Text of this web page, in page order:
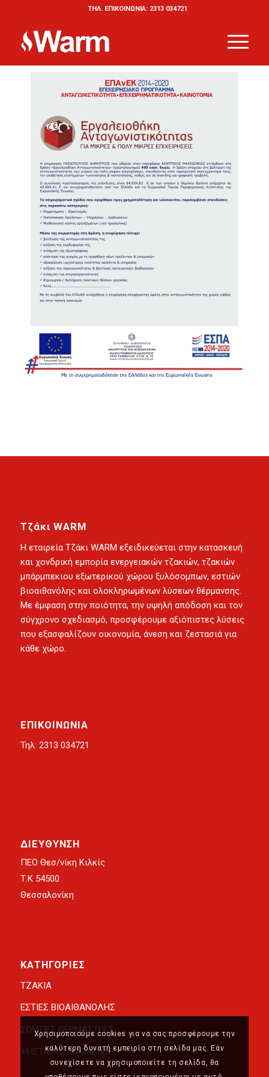
ΤΗΛ. ΕΠΙΚΟΙΝΩΝΙΑ: 2313 034721
Τζάκι WARM
Η εταιρεία Τζάκι WARM εξειδικεύεται στην κατασκευή
και χονδρική εμπορία ενεργειακών τζακιών, τζακιών
μπάρμπεκιου εξωτερικού χώρου ξυλόσομπων, εστιών
βιοαιθανόληςκαι ολοκληρωμένων λύσεων θέρμανσης.
Με έμφαση στην ποιότητα, την υψηλή απόδοση και τον
σύγχρονο σχεδιασμό, προσφέρουμε αξιόπιστες λύσεις
που εξασφαλίζουν οικονομία, άνεση και ζεστασιά για
κάθε χώρο.
ΕΠΙΚΟΙΝΩΝΙΑ
Τηλ: 2313 034721
ΔΙΕΥΘΥΝΣΗ
ΠΕΟ Θεσ/νίκη Κιλκίς
Τ.Κ 54500
Θεσσαλονίκη
ΚΑΤΗΓΟΡΙΕΣ
ΤΖΑΚΙΑ
ΕΣΤΙΕΣ ΒΙΟΑΙΘΑΝΟΛΗΣ
ΣΟΜΠΕΣ ΘΕΡΜΑΣΤΡΕΣ
ΨΗΣΤΑΡΙΕΣ BARBEQUE
Χρησιμοποιούμε cookies για να σας προσφέρουμε την
καλύτερη δυνατή εμπειρία στη σελίδα μας. Εάν
συνεχίσετε να χρησιμοποιείτε τη σελίδα, θα